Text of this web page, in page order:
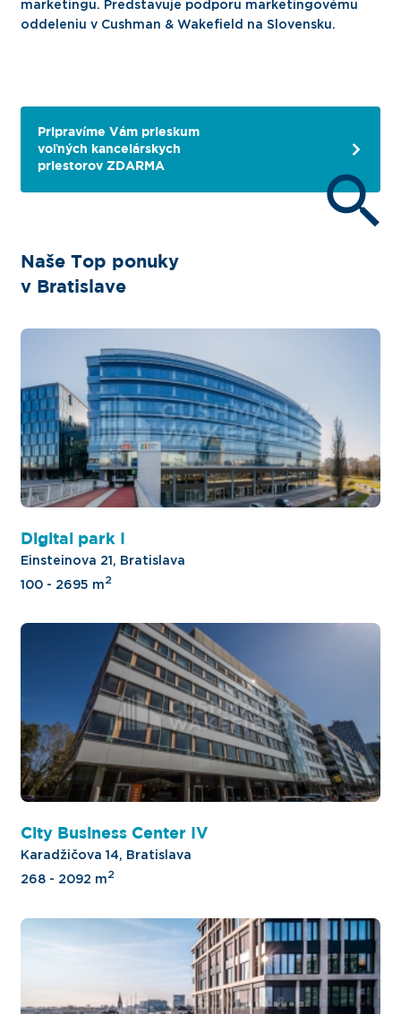
marketingu. Predstavuje podporu marketingovému
oddeleniu v Cushman & Wakefield na Slovensku.
Pripravíme Vám prieskum
voľných kancelárskych
priestorov ZDARMA
Naše Top ponuky
v Bratislave
Digital park I
Einsteinova 21, Bratislava
100 - 2695 m2
City Business Center IV
Karadžičova 14, Bratislava
268 - 2092 m2